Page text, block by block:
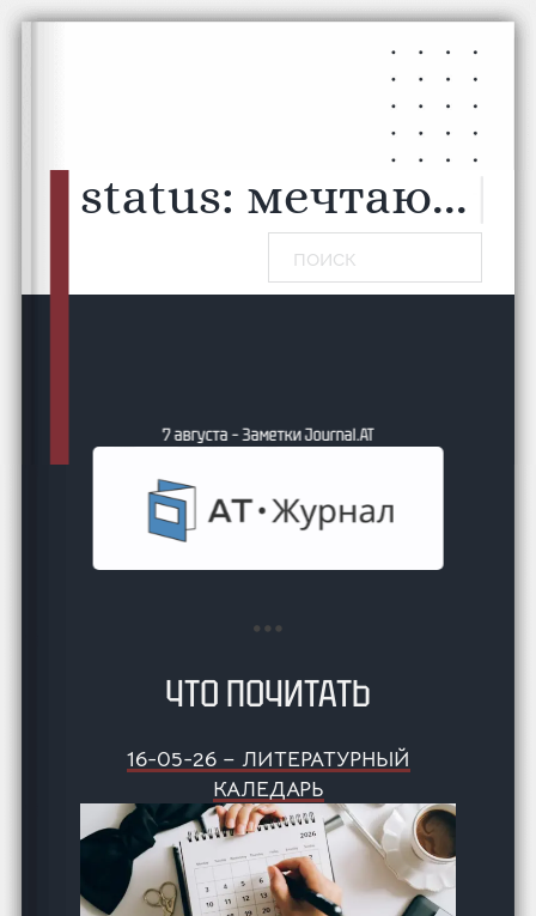
Перейти к основному содержанию
Перейти к нижнему колонтитулу
status: мечтаю...
Поиск
7 августа – Заметки Journal.АТ
ЧТО ПОЧИТАТЬ
16-05-26 – ЛИТЕРАТУРНЫЙ
КАЛЕДАРЬ